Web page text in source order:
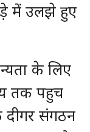
में उलझे हुए
के लिए
तक पहुच
दीगर संगठन